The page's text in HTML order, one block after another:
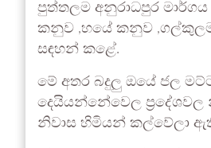
පුත්තලම අනුරාධපුර
කනුව ,හයේ කනුව
සඳහන් කළේ.
මේ අතර බදුලු ඔයේ ජල
දෙයියන්නේවෙල
නිවාස හිමියන් කල්වේලා